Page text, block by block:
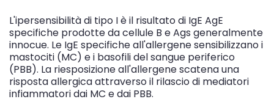
L'ipersensibilità di tipo I è il risultato di IgE AgE
specifiche prodotte da cellule B e Ags generalmente
innocue. Le IgE specifiche all'allergene sensibilizzano i
mastociti (MC) e i basofili del sangue periferico
(PBB). La riesposizione all'allergene scatena una
risposta allergica attraverso il rilascio di mediatori
infiammatori dai MC e dai PBB.